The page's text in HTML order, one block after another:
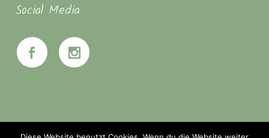
Social Media